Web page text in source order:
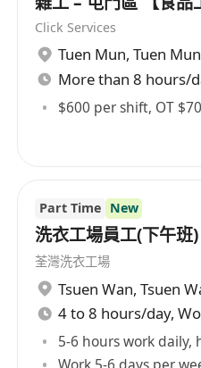
配合主管協調物流安
門支援，確保訂單交
工作要求
中學文憑或以上學歷
應屆畢業生或有意轉
熟悉廣東話，能以普
通，具備書寫簡單工
工作細緻耐心、責任
立完成任務，並主動
體力狀況良好，可勝
班需求，須符合香港
港永久居民、高才通
Click Services
Tuen Mun, Tuen Mun
$600 per shift, OT
Part Time New
洗衣工場員工(下午班)
荃灣洗衣工場
Tsuen Wan, Tsuen
4 to 8 hours/day,
5-6 hours work daily,